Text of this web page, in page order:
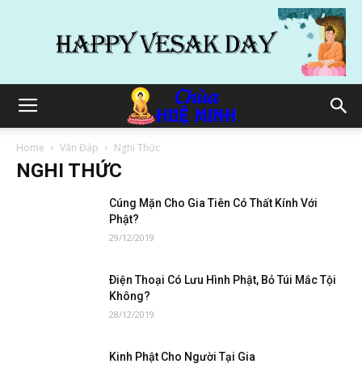
Home Vấn Đáp Nghi Thức
NGHI THỨC
Cúng Mặn Cho Gia Tiên Có Thất Kính Với
Phật?
29/12/2019
Ðiện Thoại Có Lưu Hình Phật, Bỏ Túi Mắc Tội
Không?
28/12/2019
Kinh Phật Cho Người Tại Gia